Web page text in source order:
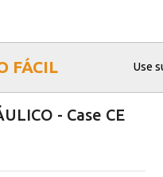
FÁCIL Use
- Case CE